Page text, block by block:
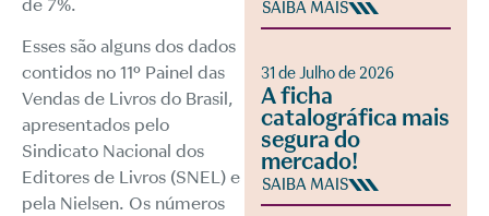
de 7%.
Esses são alguns dos dados
contidos no 11º Painel das
Vendas de Livros do Brasil,
apresentados pelo
Sindicato Nacional dos
Editores de Livros (SNEL) e
pela Nielsen. Os números
SAIBA MAIS
31 de Julho de 2026
A ficha
catalográfica mais
segura do
mercado!
SAIBA MAIS